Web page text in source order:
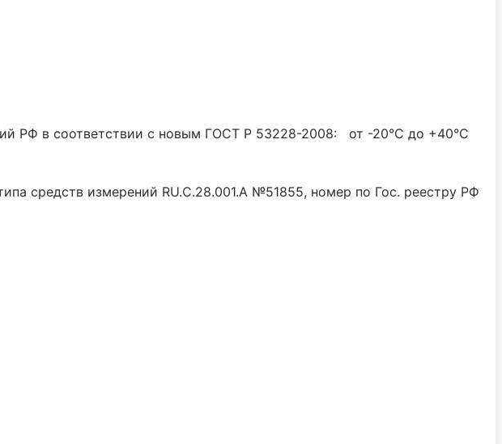
РФ в соответствии с новым ГОСТ P 53228-2008: от -20°С до +40°С
средств измерений RU.C.28.001.A №51855, номер по Гос. реестру РФ